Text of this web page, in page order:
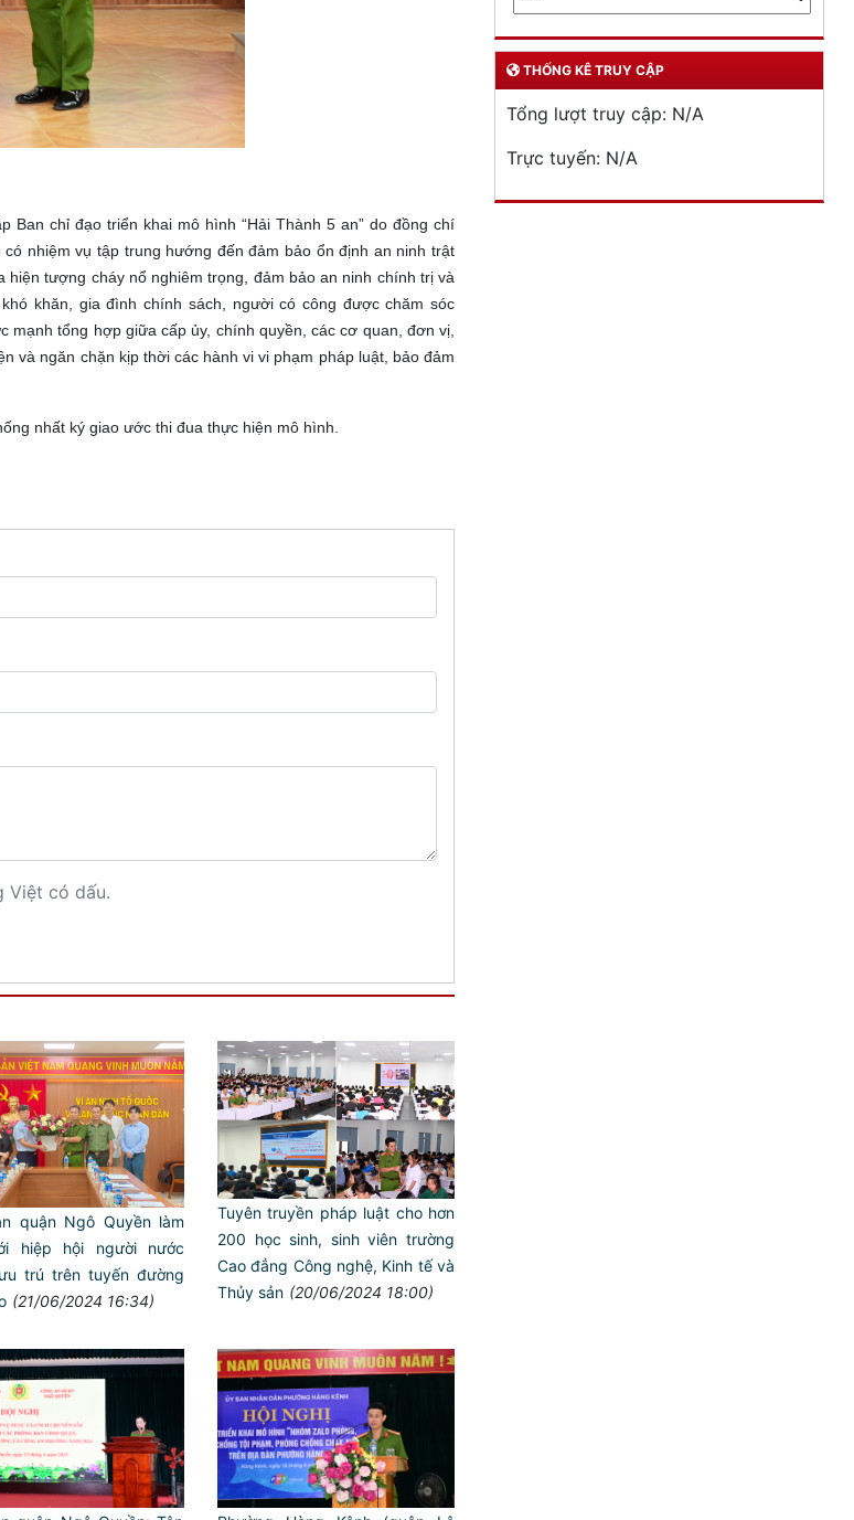
Ban chỉ đạo triển khai mô hình “Hải Thành 5 an” do đồng chí
nhiệm vụ tập trung hướng đến đảm bảo ổn định an ninh trật
tượng cháy nổ nghiêm trọng, đảm bảo an ninh chính trị và
khăn, gia đình chính sách, người có công được chăm sóc
mạnh tổng hợp giữa cấp ủy, chính quyền, các cơ quan, đơn vị,
và ngăn chặn kịp thời các hành vi vi phạm pháp luật, bảo đảm
nhất ký giao ước thi đua thực hiện mô hình.
Việt có dấu.
quận Ngô Quyền làm
hiệp hội người nước
trú trên tuyến đường
(21/06/2024 16:34)
Tuyên truyền pháp luật cho hơn
200 học sinh, sinh viên trường
Cao đẳng Công nghệ, Kinh tế và
Thủy sản (20/06/2024 18:00)
THỐNG KÊ TRUY CẬP
Tổng lượt truy cập: N/A
Trực tuyến: N/A